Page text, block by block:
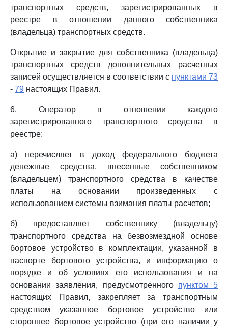
транспортных средств, зарегистрированных в
реестре в отношении данного собственника
(владельца) транспортных средств.
Открытие и закрытие для собственника (владельца)
транспортных средств дополнительных расчетных
записей осуществляется в соответствии с пунктами 73
- 79 настоящих Правил.
6. Оператор в отношении каждого
зарегистрированного транспортного средства в
реестре:
а) перечисляет в доход федерального бюджета
денежные средства, внесенные собственником
(владельцем) транспортного средства в качестве
платы на основании произведенных с
использованием системы взимания платы расчетов;
б) предоставляет собственнику (владельцу)
транспортного средства на безвозмездной основе
бортовое устройство в комплектации, указанной в
паспорте бортового устройства, и информацию о
порядке и об условиях его использования и на
основании заявления, предусмотренного пунктом 5
настоящих Правил, закрепляет за транспортным
средством указанное бортовое устройство или
стороннее бортовое устройство (при его наличии у